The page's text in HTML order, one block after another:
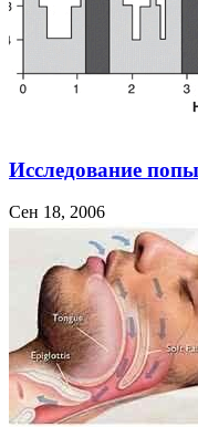
Исследование
Сен 18, 2006